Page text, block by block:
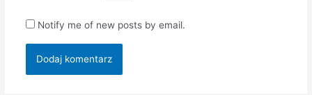
Notify me of new posts by email.